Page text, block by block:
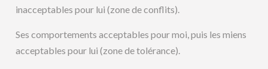
inacceptables pour lui (zone de conflits).
Ses comportements acceptables pour moi, puis les miens
acceptables pour lui (zone de tolérance).